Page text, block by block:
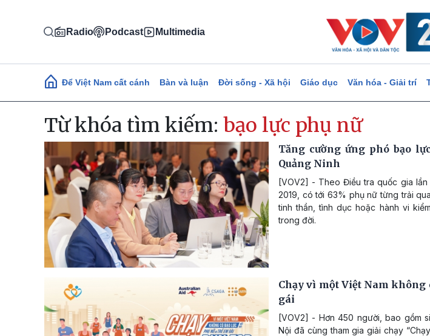
Radio Podcast Multimedia
Main navigation
Để Việt Nam cất cánh Bàn và luận Đời sống - Xã hội Giáo dục Văn hóa - Giải trí
Từ khóa tìm kiếm: bạo lực phụ nữ
Tăng cường ứng phó bạo
Quảng Ninh
[VOV2] - Theo Điều tra quốc gia
2019, có tới 63% phụ nữ từng trải
tinh thần, tình dục hoặc hành vi
trong đời.
Chạy vì một Việt Nam không
gái
[VOV2] - Hơn 450 người, bao gồm
Nội đã cùng tham gia giải chạy